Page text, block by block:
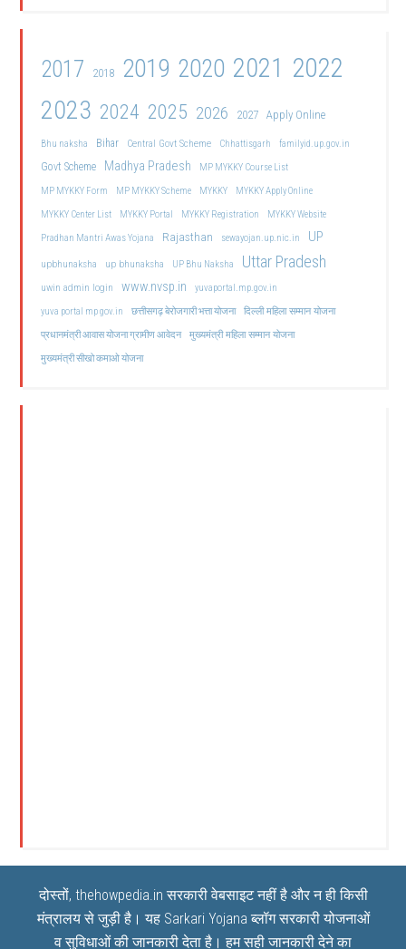
2017 2018 2019 2020 2021 2022
2023 2024 2025 2026 2027 Apply Online
Bhu naksha Bihar Central Govt Scheme Chhattisgarh familyid.up.gov.in
Govt Scheme Madhya Pradesh
MP MYKKY Course List
MP MYKKY Form
MP MYKKY Scheme MYKKY
MYKKY Apply Online
MYKKY Center List
MYKKY Portal MYKKY Registration
MYKKY Website
Pradhan Mantri Awas Yojana
Rajasthan sewayojan.up.nic.in UP
upbhunaksha up bhunaksha UP Bhu Naksha Uttar Pradesh
uwin admin login www.nvsp.in
yuvaportal.mp.gov.in
yuva portal mp gov.in
छत्तीसगढ़ बेरोजगारी भत्ता योजना दिल्ली महिला सम्मान योजना
प्रधानमंत्री आवास योजना ग्रामीण आवेदन मुख्यमंत्री महिला सम्मान योजना
मुख्यमंत्री सीखो कमाओ योजना
दोस्तों, thehowpedia.in सरकारी वेबसाइट नहीं है और न ही किसी
मंत्रालय से जुड़ी है। यह Sarkari Yojana ब्लॉग सरकारी योजनाओं
व सुविधाओं की जानकारी देता है। हम सही जानकारी देने का